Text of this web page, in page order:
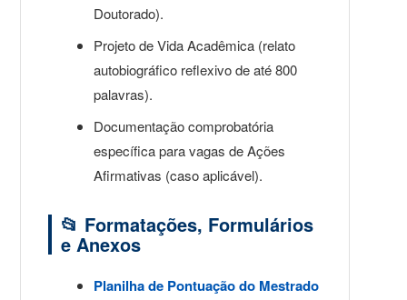
Doutorado).
Projeto de Vida Acadêmica (relato
autobiográfico reflexivo de até 800
palavras).
Documentação comprobatória
específica para vagas de Ações
Afirmativas (caso aplicável).
📂 Formatações, Formulários
e Anexos
Planilha de Pontuação do Mestrado